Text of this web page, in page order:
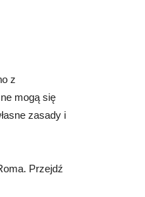
z
mogą się
zasady i
Przejdź